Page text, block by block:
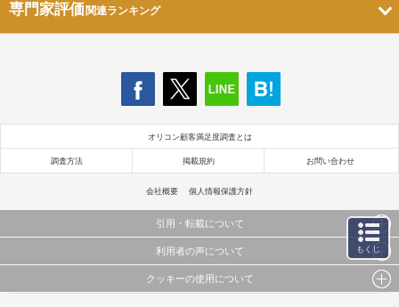
専門家評価関連ランキング
オリコン顧客満足度調査とは
調査方法 掲載規約 お問い合わせ
会社概要 個人情報保護方針
引用・転載について
当サイトで公開されている情報（文字、写真、イラスト、画像データ等）及びこれらの配置・
これらの情報を権利者の許可なく無断転載・複製などの二次利用を行うことは固く禁じており
利用者の声について
当サイトに掲載している内容はすべてサービスの利用者が提出された見解・感想です。
クッキーの使用について
もくじ